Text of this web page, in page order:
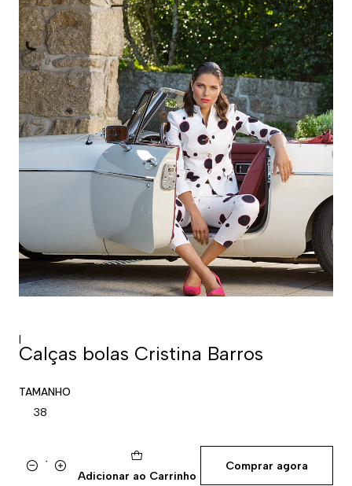
|
Calças bolas Cristina Barros
TAMANHO
38
QuantidadeAdicionar ao Carrinho
Comprar agora